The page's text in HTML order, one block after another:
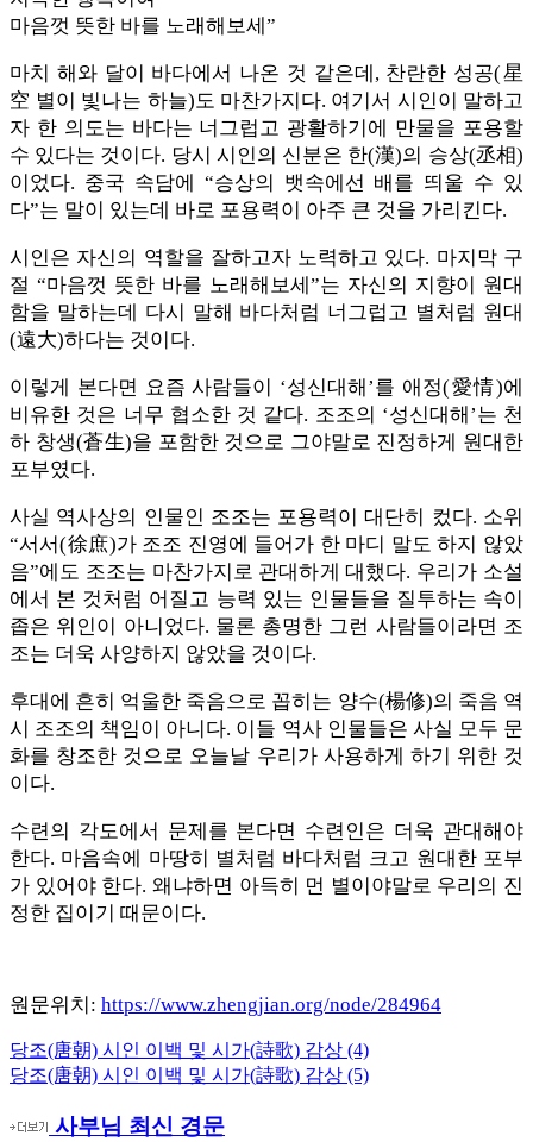
마음껏 뜻한 바를 노래해보세”
마치 해와 달이 바다에서 나온 것 같은데, 찬란한 성공(星
空 별이 빛나는 하늘)도 마찬가지다. 여기서 시인이 말하고
자 한 의도는 바다는 너그럽고 광활하기에 만물을 포용할
수 있다는 것이다. 당시 시인의 신분은 한(漢)의 승상(丞相)
이었다. 중국 속담에 “승상의 뱃속에선 배를 띄울 수 있
다”는 말이 있는데 바로 포용력이 아주 큰 것을 가리킨다.
시인은 자신의 역할을 잘하고자 노력하고 있다. 마지막 구
절 “마음껏 뜻한 바를 노래해보세”는 자신의 지향이 원대
함을 말하는데 다시 말해 바다처럼 너그럽고 별처럼 원대
(遠大)하다는 것이다.
이렇게 본다면 요즘 사람들이 ‘성신대해’를 애정(愛情)에
비유한 것은 너무 협소한 것 같다. 조조의 ‘성신대해’는 천
하 창생(蒼生)을 포함한 것으로 그야말로 진정하게 원대한
포부였다.
사실 역사상의 인물인 조조는 포용력이 대단히 컸다. 소위
“서서(徐庶)가 조조 진영에 들어가 한 마디 말도 하지 않았
음”에도 조조는 마찬가지로 관대하게 대했다. 우리가 소설
에서 본 것처럼 어질고 능력 있는 인물들을 질투하는 속이
좁은 위인이 아니었다. 물론 총명한 그런 사람들이라면 조
조는 더욱 사양하지 않았을 것이다.
후대에 흔히 억울한 죽음으로 꼽히는 양수(楊修)의 죽음 역
시 조조의 책임이 아니다. 이들 역사 인물들은 사실 모두 문
화를 창조한 것으로 오늘날 우리가 사용하게 하기 위한 것
이다.
수련의 각도에서 문제를 본다면 수련인은 더욱 관대해야
한다. 마음속에 마땅히 별처럼 바다처럼 크고 원대한 포부
가 있어야 한다. 왜냐하면 아득히 먼 별이야말로 우리의 진
정한 집이기 때문이다.
원문위치: https://www.zhengjian.org/node/284964
글
내
비
Previous
Post:
당조(唐朝) 시인 이백 및 시가(詩歌) 감상 (4)
Next
당조(唐朝) 시인 이백 및 시가(詩歌) 감상 (5)
사부님 최신 경문